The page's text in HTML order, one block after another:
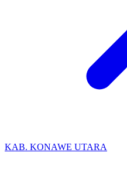
KAB. KONAWE UTARA